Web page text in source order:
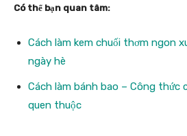
Có thể bạn quan tâm:
Cách làm kem chuối thơm ngon
ngày hè
Cách làm bánh bao – Công thức
quen thuộc